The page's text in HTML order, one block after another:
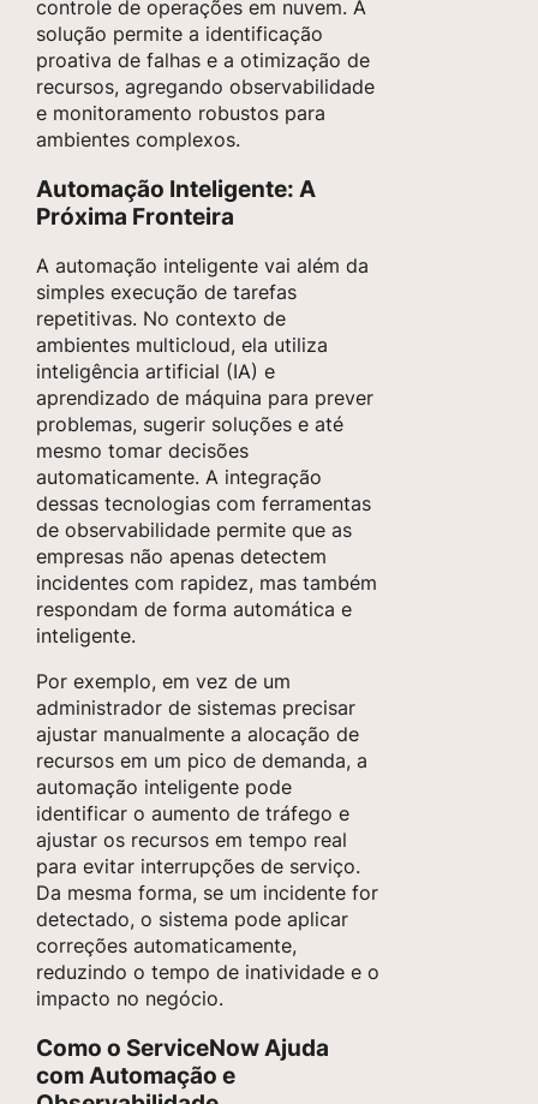
controle de operações em nuvem. A
solução permite a identificação
proativa de falhas e a otimização de
recursos, agregando observabilidade
e monitoramento robustos para
ambientes complexos.
Automação Inteligente: A
Próxima Fronteira
A automação inteligente vai além da
simples execução de tarefas
repetitivas. No contexto de
ambientes multicloud, ela utiliza
inteligência artificial (IA) e
aprendizado de máquina para prever
problemas, sugerir soluções e até
mesmo tomar decisões
automaticamente. A integração
dessas tecnologias com ferramentas
de observabilidade permite que as
empresas não apenas detectem
incidentes com rapidez, mas também
respondam de forma automática e
inteligente.
Por exemplo, em vez de um
administrador de sistemas precisar
ajustar manualmente a alocação de
recursos em um pico de demanda, a
automação inteligente pode
identificar o aumento de tráfego e
ajustar os recursos em tempo real
para evitar interrupções de serviço.
Da mesma forma, se um incidente for
detectado, o sistema pode aplicar
correções automaticamente,
reduzindo o tempo de inatividade e o
impacto no negócio.
Como o ServiceNow Ajuda
com Automação e